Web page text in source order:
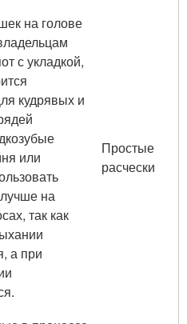
на голове
с укладкой,
кудрявых и
или
на
так как
а при
Простые
расчески